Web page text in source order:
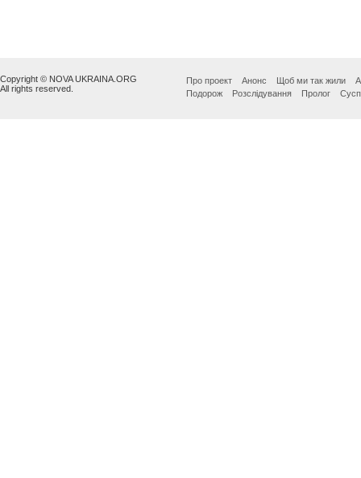
Copyright © NOVA UKRAINA.ORG
All rights reserved.
Про проект Анонс Щоб ми так жили
Подорож
Розслідування Пролог